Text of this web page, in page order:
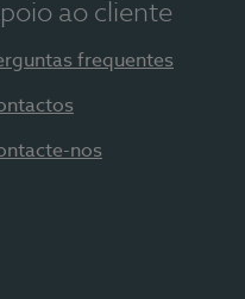
ao cliente
frequentes
nos